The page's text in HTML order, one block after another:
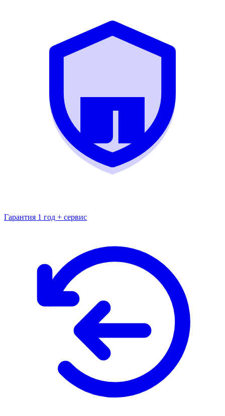
Гарантия 1 год + сервис